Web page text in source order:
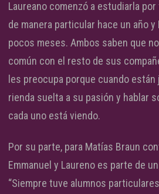
Laureano comenzó a estudiarla
de manera particular hace un año y
pocos meses. Ambos saben que
común con el resto de sus
les preocupa porque cuando
rienda suelta a su pasión y hablar
cada uno está viendo.
Por su parte, para Matías Braun
Emmanuel y Laureno es parte de
“Siempre tuve alumnos